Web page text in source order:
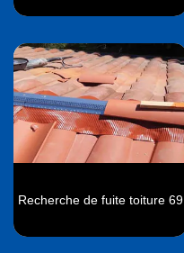
Recherche de fuite toiture 69